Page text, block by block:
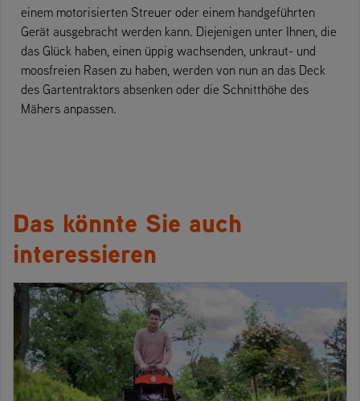
einem motorisierten Streuer oder einem handgeführten
Gerät ausgebracht werden kann. Diejenigen unter Ihnen, die
das Glück haben, einen üppig wachsenden, unkraut- und
moosfreien Rasen zu haben, werden von nun an das Deck
des Gartentraktors absenken oder die Schnitthöhe des
Mähers anpassen.
Das könnte Sie auch
interessieren